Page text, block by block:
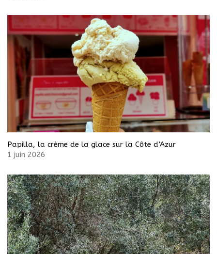
Papilla, la crème de la glace sur la Côte d’Azur
1 juin 2026